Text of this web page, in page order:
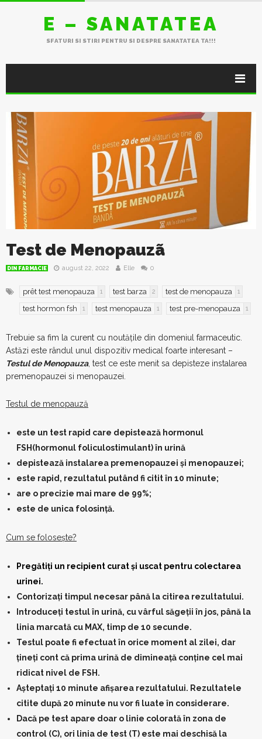
E – SANATATEA
SFATURI SI STIRI PENTRU SI DESPRE SANATATEA TA!!!
Test de Menopauzã
DIN FARMACIE august 22, 2022 Elle 0
prêt test menopauza 1 test barza 2 test de menopauza 1
test hormon fsh 1 test menopauza 1 test pre-menopauza 1
Trebuie sa fim la curent cu noutățile din domeniul farmaceutic.
Astăzi este rândul unul dispozitiv medical foarte interesant –
Testul de Menopauza, test ce este menit sa depisteze instalarea
premenopauzei si menopauzei.
Testul de menopauză
este un test rapid care depistează hormonul
FSH(hormonul foliculostimulant) în urină
depistează instalarea premenopauzei și menopauzei;
este rapid, rezultatul putând fi citit în 10 minute;
are o precizie mai mare de 99%;
este de unica folosință.
Cum se folosește?
Pregătiți un recipient curat și uscat pentru colectarea
urinei.
Contorizați timpul necesar până la citirea rezultatului.
Introduceți testul în urină, cu vârful săgeții în jos, până la
linia marcată cu MAX, timp de 10 secunde.
Testul poate fi efectuat în orice moment al zilei, dar
țineți cont că prima urină de dimineață conține cel mai
ridicat nivel de FSH.
Așteptați 10 minute afișarea rezultatului. Rezultatele
citite după 20 minute nu vor fi luate în considerare.
Dacă pe test apare doar o linie colorată în zona de
control (C), ori linia de test (T) este mai deschisă la